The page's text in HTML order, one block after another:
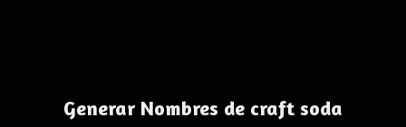
Generar Nombres de craft soda